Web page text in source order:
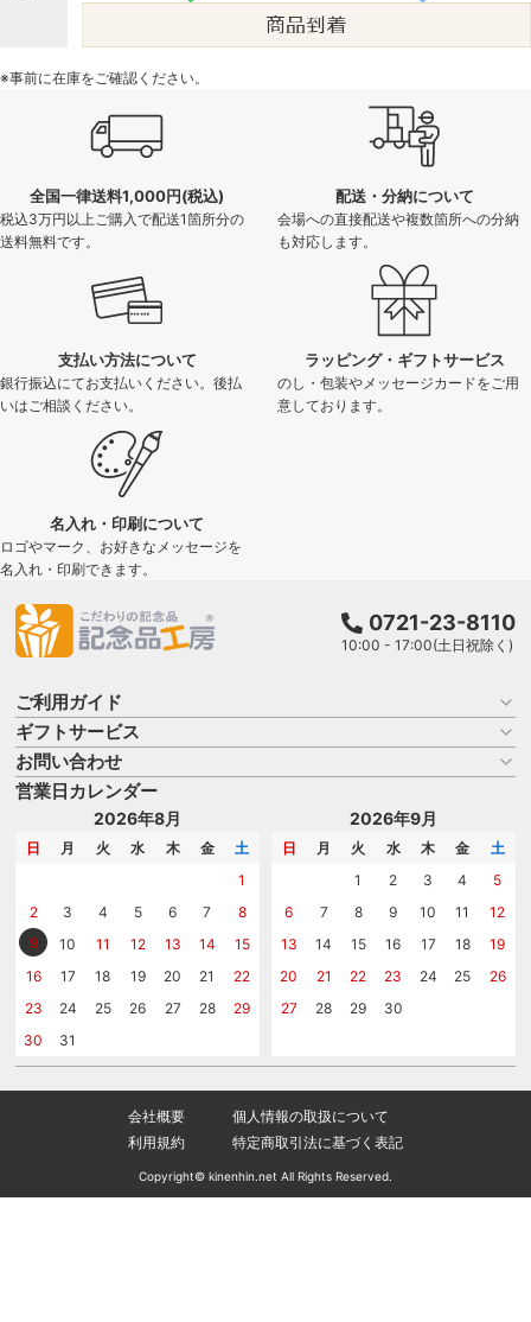
※事前に在庫をご確認ください。
全国一律送料1,000円(税込)
税込3万円以上ご購入で配送1箇所分の
送料無料です。
配送・分納について
会場への直接配送や複数箇所への分納
も対応します。
支払い方法について
銀行振込にてお支払いください。後払
いはご相談ください。
ラッピング・ギフトサービス
のし・包装やメッセージカードをご用
意しております。
名入れ・印刷について
ロゴやマーク、お好きなメッセージを
名入れ・印刷できます。
0721-23-8110
10:00 - 17:00(土日祝除く)
ご利用ガイド
お買い物ガイド
よくある質問
はじめての記念品選び
記念品工房の使い方
ギフトサービス
名入れについて
のし
メッセージカード
お問い合わせ
商品選びを相談する
名入れについて相談する
カタログを請求する
営業日カレンダー
2026年8月
日 月 火 水 木 金
土
1
2
3 4 5 6 7
8
9
10 11 12 13 14
15
16
17 18 19 20 21
22
23
24 25 26 27 28
29
30
31
2026年9月
日 月 火 水 木 金
土
1
2 3 4
5
6
7 8 9 10 11
12
13
14 15 16 17 18
19
20
21 22 23 24 25
26
27
28 29 30
会社概要
個人情報の取扱について
利用規約
特定商取引法に基づく表記
Copyright© kinenhin.net All Rights Reserved.